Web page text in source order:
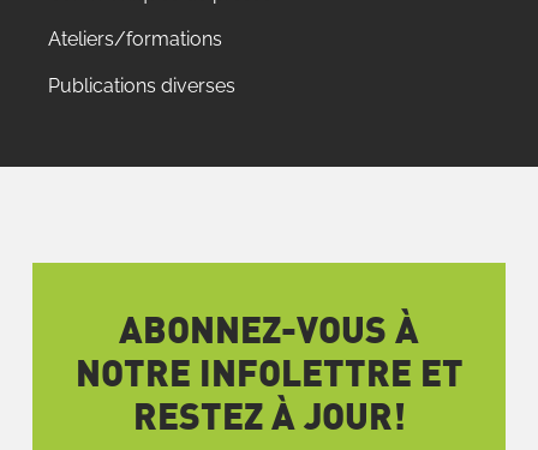
Ateliers/formations
Publications diverses
ABONNEZ-VOUS À
NOTRE INFOLETTRE ET
RESTEZ À JOUR!